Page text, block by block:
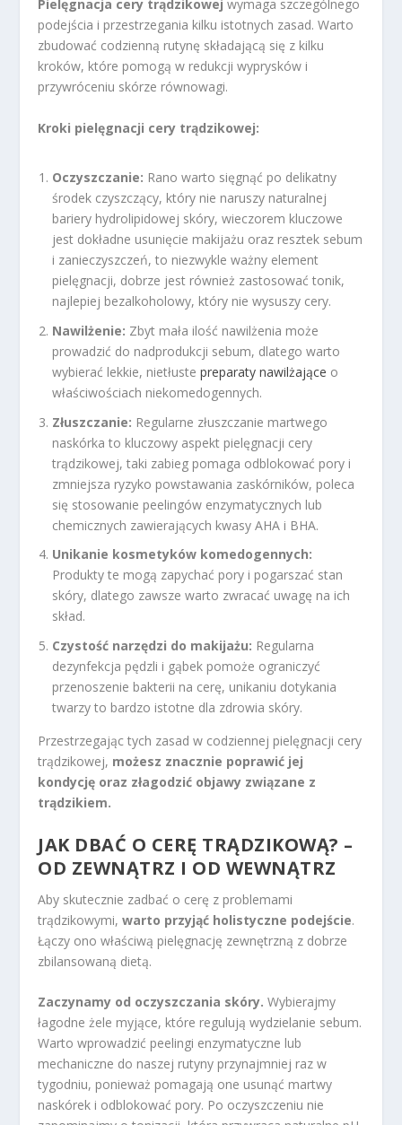
Pielęgnacja cery trądzikowej wymaga szczególnego
podejścia i przestrzegania kilku istotnych zasad. Warto
zbudować codzienną rutynę składającą się z kilku
kroków, które pomogą w redukcji wyprysków i
przywróceniu skórze równowagi.
Kroki pielęgnacji cery trądzikowej:
Oczyszczanie: Rano warto sięgnąć po delikatny
środek czyszczący, który nie naruszy naturalnej
bariery hydrolipidowej skóry, wieczorem kluczowe
jest dokładne usunięcie makijażu oraz resztek sebum
i zanieczyszczeń, to niezwykle ważny element
pielęgnacji, dobrze jest również zastosować tonik,
najlepiej bezalkoholowy, który nie wysuszy cery.
Nawilżenie: Zbyt mała ilość nawilżenia może
prowadzić do nadprodukcji sebum, dlatego warto
wybierać lekkie, nietłustepreparaty nawilżające o
właściwościach niekomedogennych.
Złuszczanie: Regularne złuszczanie martwego
naskórka to kluczowy aspekt pielęgnacji cery
trądzikowej, taki zabieg pomaga odblokować pory i
zmniejsza ryzyko powstawania zaskórników, poleca
się stosowanie peelingów enzymatycznych lub
chemicznych zawierających kwasy AHA i BHA.
Unikanie kosmetyków komedogennych:
Produkty te mogą zapychać pory i pogarszać stan
skóry, dlatego zawsze warto zwracać uwagę na ich
skład.
Czystość narzędzi do makijażu: Regularna
dezynfekcja pędzli i gąbek pomoże ograniczyć
przenoszenie bakterii na cerę, unikaniu dotykania
twarzy to bardzo istotne dla zdrowia skóry.
Przestrzegając tych zasad w codziennej pielęgnacji cery
trądzikowej, możesz znacznie poprawić jej
kondycję oraz złagodzić objawy związane z
trądzikiem.
JAK DBAĆ O CERĘ TRĄDZIKOWĄ? –
OD ZEWNĄTRZ I OD WEWNĄTRZ
Aby skutecznie zadbać o cerę z problemami
trądzikowymi,warto przyjąć holistyczne podejście.
Łączy ono właściwą pielęgnację zewnętrzną z dobrze
zbilansowaną dietą.
Zaczynamy od oczyszczania skóry. Wybierajmy
łagodne żele myjące, które regulują wydzielanie sebum.
Warto wprowadzić peelingi enzymatyczne lub
mechaniczne do naszej rutyny przynajmniej raz w
tygodniu, ponieważ pomagają one usunąć martwy
naskórek i odblokować pory. Po oczyszczeniu nie